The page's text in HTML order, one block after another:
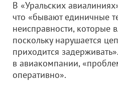
В «Уральских
что «бывают единичные
неисправности, которые
поскольку нарушается
приходится
в авиакомпании,
оперативно».